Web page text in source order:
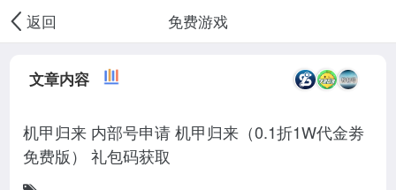
返回 免费游戏
文章内容
机甲归来 内部号申请 机甲归来（0.1折1W代金劵
免费版） 礼包码获取